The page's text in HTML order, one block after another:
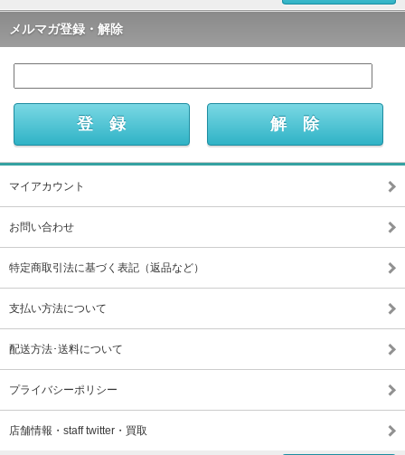
メルマガ登録・解除
マイアカウント
お問い合わせ
特定商取引法に基づく表記（返品など）
支払い方法について
配送方法･送料について
プライバシーポリシー
店舗情報・staff twitter・買取